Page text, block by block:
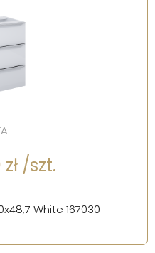
/szt.
White 167030